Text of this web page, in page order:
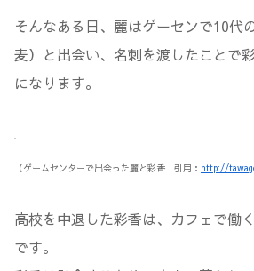
そんなある日、麗はゲーセンで10代
麦）と出会い、名刺を渡したことで
になります。
（ゲームセンターで出会った麗と彩香 引用： http://
高校を中退した彩香は、カフェで働
です。